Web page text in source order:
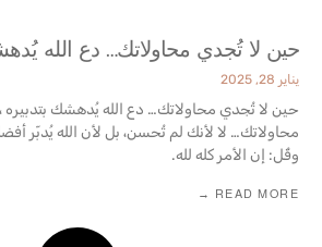
حين لا تُجدي محاولاتك… دع الله
يناير 28, 2025
حين لا تُجدي محاولاتك… دع الله يُدهشك
محاولاتك… لا لأنك لم تُحسن، بل لأن الله يُدبّر
وقُل: إن الأمر كله لله.
READ MORE →